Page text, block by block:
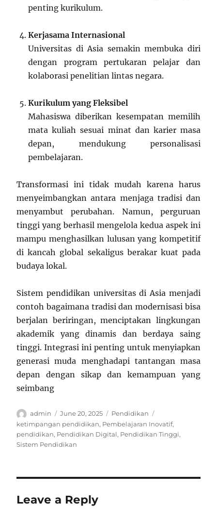
penting kurikulum.
Kerjasama Internasional
Universitas di Asia semakin membuka diri
dengan program pertukaran pelajar dan
kolaborasi penelitian lintas negara.
Kurikulum yang Fleksibel
Mahasiswa diberikan kesempatan memilih
mata kuliah sesuai minat dan karier masa
depan, mendukung personalisasi
pembelajaran.
Transformasi ini tidak mudah karena harus
menyeimbangkan antara menjaga tradisi dan
menyambut perubahan. Namun, perguruan
tinggi yang berhasil mengelola kedua aspek ini
mampu menghasilkan lulusan yang kompetitif
di kancah global sekaligus berakar kuat pada
budaya lokal.
Sistem pendidikan universitas di Asia menjadi
contoh bagaimana tradisi dan modernisasi bisa
berjalan beriringan, menciptakan lingkungan
akademik yang dinamis dan berdaya saing
tinggi. Integrasi ini penting untuk menyiapkan
generasi muda menghadapi tantangan masa
depan dengan sikap dan kemampuan yang
seimbang
Author
admin
Posted
on
June 20, 2025 Categories
Pendidikan
ketimpangan pendidikan, Pembelajaran Inovatif,
pendidikan, Pendidikan Digital, Pendidikan Tinggi,
Sistem Pendidikan
Leave a Reply